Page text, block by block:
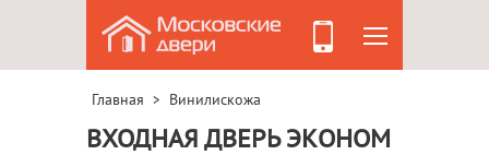
Главная > Винилискожа
ВХОДНАЯ ДВЕРЬ ЭКОНОМ